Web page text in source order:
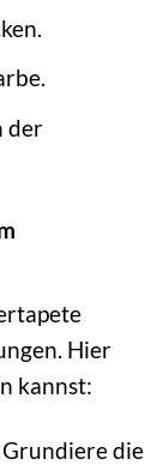
der
Hier
kannst:
Grundiere die